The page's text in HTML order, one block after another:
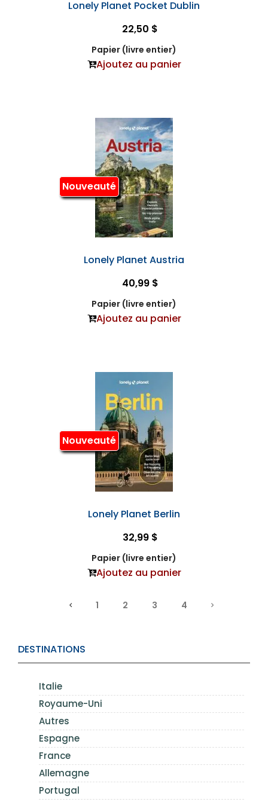
DESTINATIONS
Italie
Royaume-Uni
Autres
Espagne
France
Allemagne
Portugal
Lonely Planet Pocket Dublin
22,50 $
Papier (livre entier)
Ajoutez au panier
Nouveauté
Lonely Planet Austria
40,99 $
Papier (livre entier)
Ajoutez au panier
Nouveauté
Lonely Planet Berlin
32,99 $
Papier (livre entier)
Ajoutez au panier
1 2 3 4